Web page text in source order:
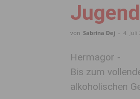
von Sabrina Dej - 4. Juli
Hermagor -
Bis zum
alkoholischen